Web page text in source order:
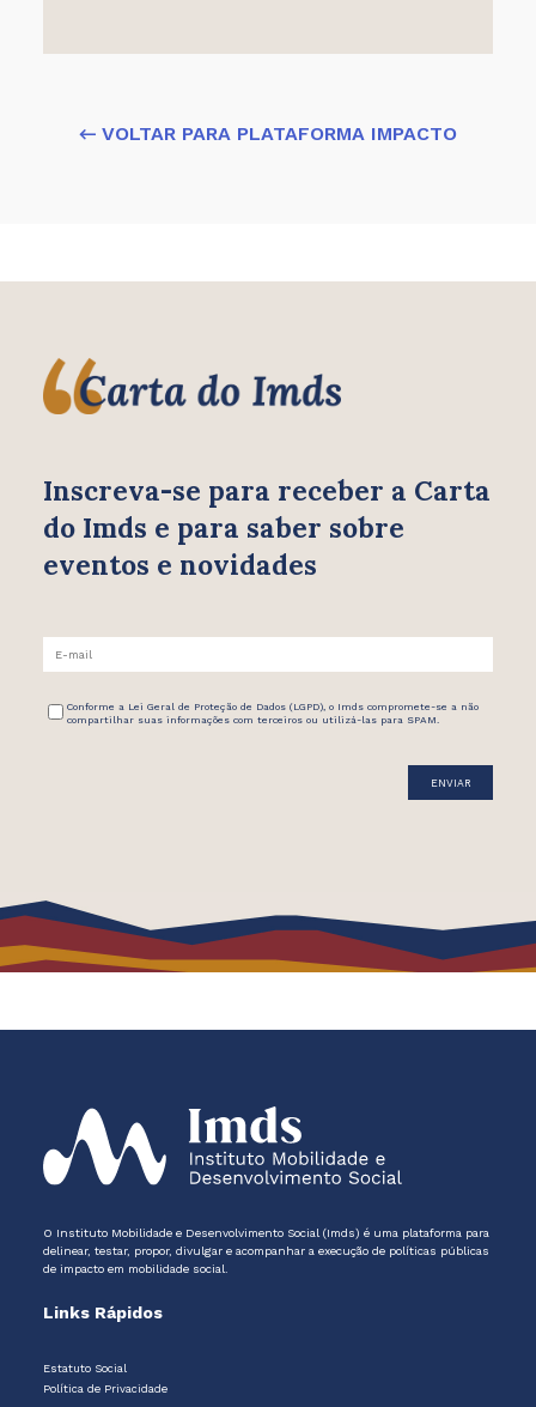
← VOLTAR PARA PLATAFORMA IMPACTO
Inscreva-se para receber a Carta
do Imds e para saber sobre
eventos e novidades
Conforme a Lei Geral de Proteção de Dados (LGPD), o Imds compromete-se a não
compartilhar suas informações com terceiros ou utilizá-las para SPAM.
O Instituto Mobilidade e Desenvolvimento Social (Imds) é uma plataforma para
delinear, testar, propor, divulgar e acompanhar a execução de políticas públicas
de impacto em mobilidade social.
Links Rápidos
Estatuto Social
Política de Privacidade